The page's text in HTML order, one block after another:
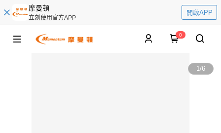
摩曼頓
立刻使用官方APP
開啟APP
0
1/6